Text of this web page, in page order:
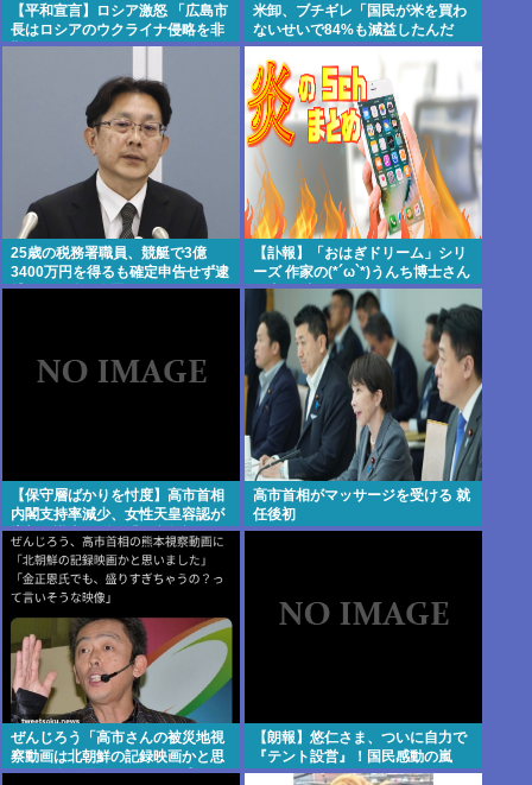
【平和宣言】ロシア激怒 「広島市
長はロシアのウクライナ侵略を非
難した」
米卸、ブチギレ「国民が米を買わ
ないせいで84%も減益したんだ
が？」
25歳の税務署職員、競艇で3億
3400万円を得るも確定申告せず逮
捕。その他の余罪も
【訃報】「おはぎドリーム」シリ
ーズ 作家の(*´ω`*)うんち博士さん
死去 64歳
【保守層ばかりを忖度】高市首相
内閣支持率減少、女性天皇容認が
増加…識者に聞く「民意無視」の
代償
高市首相がマッサージを受ける 就
任後初
ぜんじろう「高市さんの被災地視
察動画は北朝鮮の記録映画かと思
った。金正恩でもあんなに盛らん
【朗報】悠仁さま、ついに自力で
『テント設営』！国民感動の嵐
www